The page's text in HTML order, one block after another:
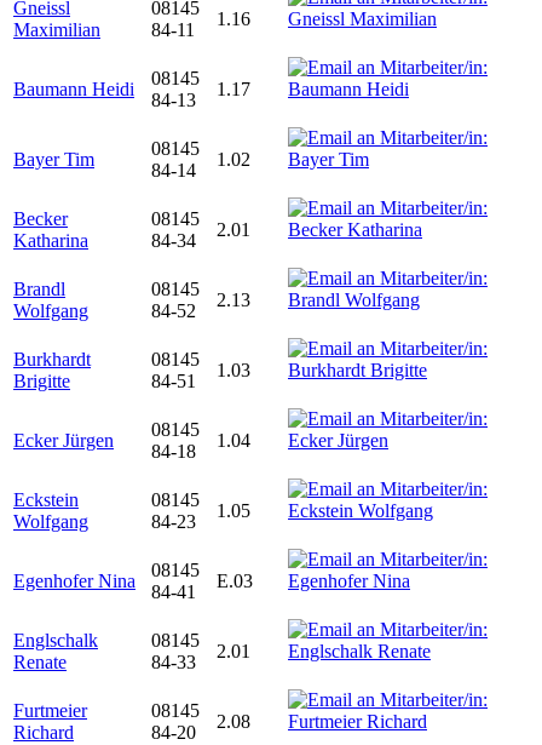
Gneissl
Maximilian
08145
84-11
1.16
Baumann Heidi
08145
84-13
1.17
Bayer Tim
08145
84-14
1.02
Becker
Katharina
08145
84-34
2.01
Brandl
Wolfgang
08145
84-52
2.13
Burkhardt
Brigitte
08145
84-51
1.03
Ecker Jürgen
08145
84-18
1.04
Eckstein
Wolfgang
08145
84-23
1.05
Egenhofer Nina
08145
84-41
E.03
Englschalk
Renate
08145
84-33
2.01
Furtmeier
Richard
08145
84-20
2.08